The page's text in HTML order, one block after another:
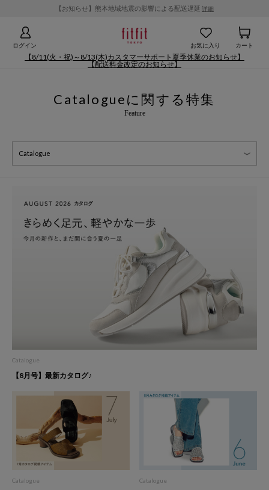
【お知らせ】熊本地域地震の影響による配送遅延 詳細
ログイン お気に入り カート
【8/11(火・祝)～8/13(木)カスタマーサポート夏季休業のお知らせ】
【配送料金改定のお知らせ】
Catalogueに関する特集
Feature
Catalogue
【8月号】最新カタログ♪
Catalogue Catalogue